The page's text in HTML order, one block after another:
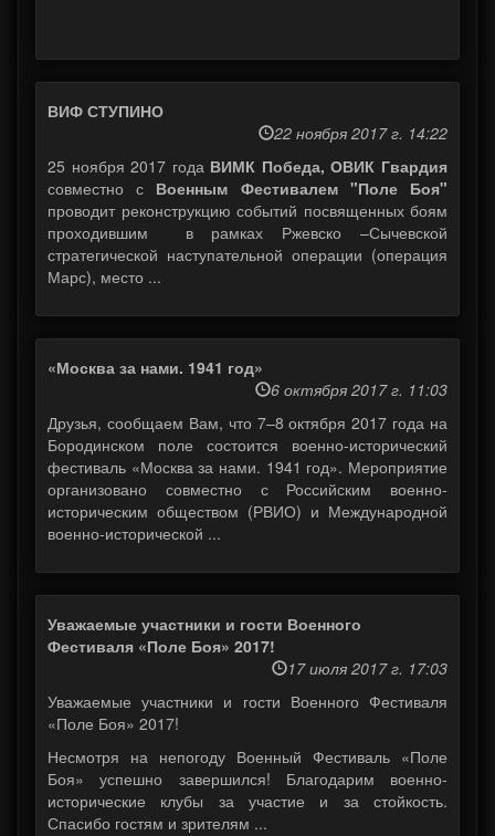
ВИФ СТУПИНО
22 ноября 2017 г. 14:22
25 ноября 2017 года ВИМК Победа, ОВИК Гвардия
совместно с Военным Фестивалем "Поле Боя"
проводит реконструкцию событий посвященных боям
проходившим в рамках Ржевско –Сычевской
стратегической наступательной операции (операция
Марс), место ...
«Москва за нами. 1941 год»
6 октября 2017 г. 11:03
Друзья, сообщаем Вам, что 7–8 октября 2017 года на
Бородинском поле состоится военно-исторический
фестиваль «Москва за нами. 1941 год». Мероприятие
организовано совместно с Российским военно-
историческим обществом (РВИО) и Международной
военно-исторической ...
Уважаемые участники и гости Военного
Фестиваля «Поле Боя» 2017!
17 июля 2017 г. 17:03
Уважаемые участники и гости Военного Фестиваля
«Поле Боя» 2017!
Несмотря на непогоду Военный Фестиваль «Поле
Боя» успешно завершился! Благодарим военно-
исторические клубы за участие и за стойкость.
Спасибо гостям и зрителям ...